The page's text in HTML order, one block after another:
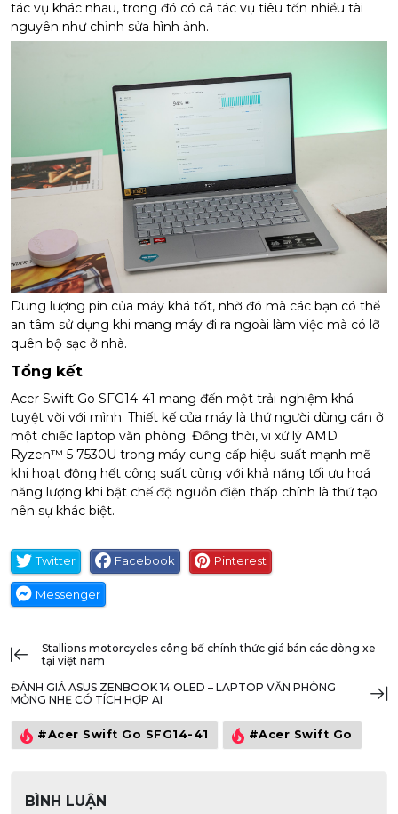
tác vụ khác nhau, trong đó có cả tác vụ tiêu tốn nhiều tài
nguyên như chỉnh sửa hình ảnh.
Dung lượng pin của máy khá tốt, nhờ đó mà các bạn có thể
an tâm sử dụng khi mang máy đi ra ngoài làm việc mà có lỡ
quên bộ sạc ở nhà.
Tổng kết
Acer Swift Go SFG14-41 mang đến một trải nghiệm khá
tuyệt vời với mình. Thiết kế của máy là thứ người dùng cần ở
một chiếc laptop văn phòng. Đồng thời, vi xử lý AMD
Ryzen™ 5 7530U trong máy cung cấp hiệu suất mạnh mẽ
khi hoạt động hết công suất cùng với khả năng tối ưu hoá
năng lượng khi bật chế độ nguồn điện thấp chính là thứ tạo
nên sự khác biệt.
Twitter Facebook Pinterest
Messenger
stallions motorcycles công bố chính thức giá bán các dòng xe
tại việt nam
ĐÁNH GIÁ ASUS ZENBOOK 14 OLED – LAPTOP VĂN PHÒNG
MỎNG NHẸ CÓ TÍCH HỢP AI
#Acer Swift Go SFG14-41 #Acer Swift Go
BÌNH LUẬN